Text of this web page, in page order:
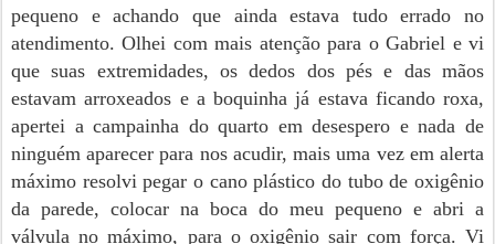
pequeno e achando que ainda estava tudo errado no
atendimento. Olhei com mais atenção para o Gabriel e vi
que suas extremidades, os dedos dos pés e das mãos
estavam arroxeados e a boquinha já estava ficando roxa,
apertei a campainha do quarto em desespero e nada de
ninguém aparecer para nos acudir, mais uma vez em alerta
máximo resolvi pegar o cano plástico do tubo de oxigênio
da parede, colocar na boca do meu pequeno e abri a
válvula no máximo, para o oxigênio sair com força. Vi